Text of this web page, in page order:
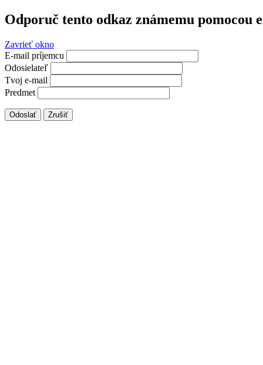
Odporuč tento odkaz známemu pomocou
Zavrieť okno
E-mail príjemcu
Odosielateľ
Tvoj e-mail
Predmet
Odoslať Zrušiť